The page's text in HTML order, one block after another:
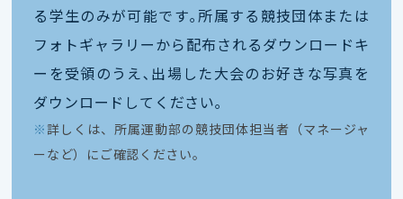
る学生のみが可能です｡所属する競技団体または
フォトギャラリーから配布されるダウンロードキ
ーを受領のうえ､出場した大会のお好きな写真を
ダウンロードしてください｡
※ 詳しくは、所属運動部の競技団体担当者（マネージャ
ーなど）にご確認ください。